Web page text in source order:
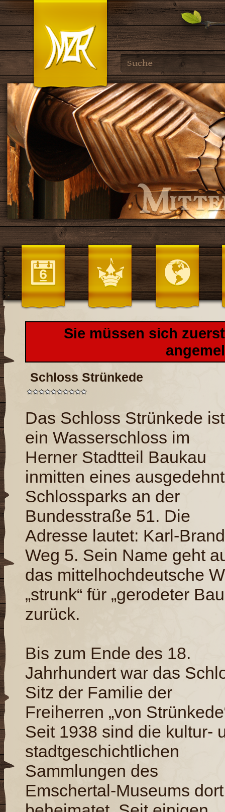
Sie müssen sich
Schloss Strünkede
Das Schloss Strünkede ist
ein Wasserschloss im
Herner Stadtteil Baukau
inmitten eines
Schlossparks an der
Bundesstraße 51. Die
Adresse lautet: Karl-
Weg 5. Sein Name geht
das mittelhochdeutsche
„strunk“ für „gerodeter
zurück.
Bis zum Ende des 18.
Jahrhundert war das
Sitz der Familie der
Freiherren „von
Seit 1938 sind die kultur-
stadtgeschichtlichen
Sammlungen des
Emschertal-Museums dort